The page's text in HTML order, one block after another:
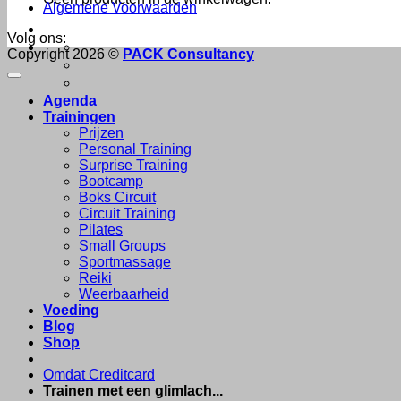
Algemene Voorwaarden
Volg ons:
Copyright 2026 © PACK Consultancy
Agenda
Trainingen
Prijzen
Personal Training
Surprise Training
Bootcamp
Boks Circuit
Circuit Training
Pilates
Small Groups
Sportmassage
Reiki
Weerbaarheid
Voeding
Blog
Shop
Omdat Creditcard
Trainen met een glimlach...